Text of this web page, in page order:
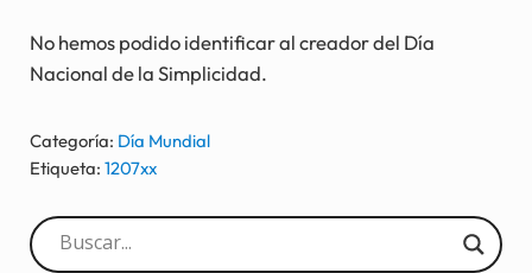
No hemos podido identificar al creador del Día
Nacional de la Simplicidad.
Categoría: Día Mundial
Etiqueta: 1207xx
Sidebar